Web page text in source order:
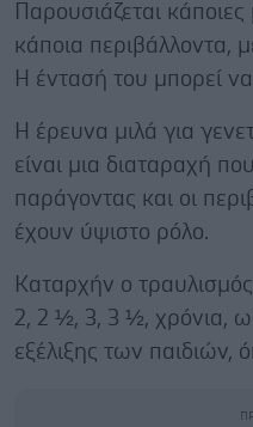
Παρουσιάζεται
κάποια περιβάλλοντα,
Η έντασή του μπορεί
Η έρευνα μιλά για
είναι μια διαταραχή
παράγοντας και οι
έχουν ύψιστο ρόλο.
Καταρχήν ο
2, 2 ½, 3, 3 ½, χρόνια,
εξέλιξης των παιδιών,